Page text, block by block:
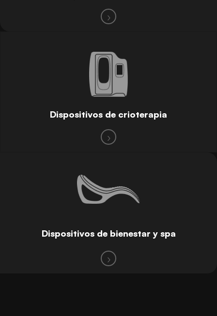
Dispositivos de crioterapia
Dispositivos de bienestar y spa